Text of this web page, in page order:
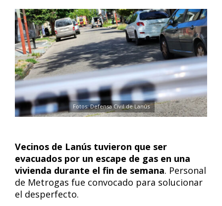
Fotos: Defensa Civil de Lanús
Vecinos de Lanús tuvieron que ser
evacuados por un escape de gas en una
vivienda durante el fin de semana. Personal
de Metrogas fue convocado para solucionar
el desperfecto.